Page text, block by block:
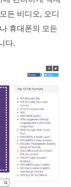
든 비디오, 오디
휴대폰의 모든
다.